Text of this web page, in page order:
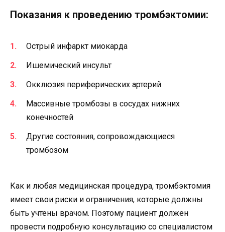
Показания к проведению тромбэктомии:
Острый инфаркт миокарда
Ишемический инсульт
Окклюзия периферических артерий
Массивные тромбозы в сосудах нижних
конечностей
Другие состояния, сопровождающиеся
тромбозом
Как и любая медицинская процедура, тромбэктомия
имеет свои риски и ограничения, которые должны
быть учтены врачом. Поэтому пациент должен
провести подробную консультацию со специалистом